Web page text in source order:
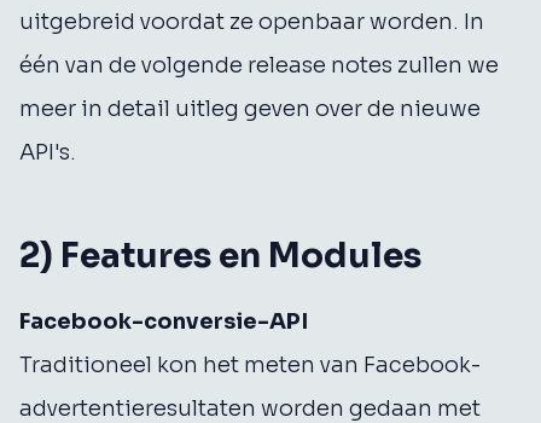
uitgebreid voordat ze openbaar worden. In
één van de volgende release notes zullen we
meer in detail uitleg geven over de nieuwe
API's.
2) Features en Modules
Facebook-conversie-API
Traditioneel kon het meten van Facebook-
advertentieresultaten worden gedaan met